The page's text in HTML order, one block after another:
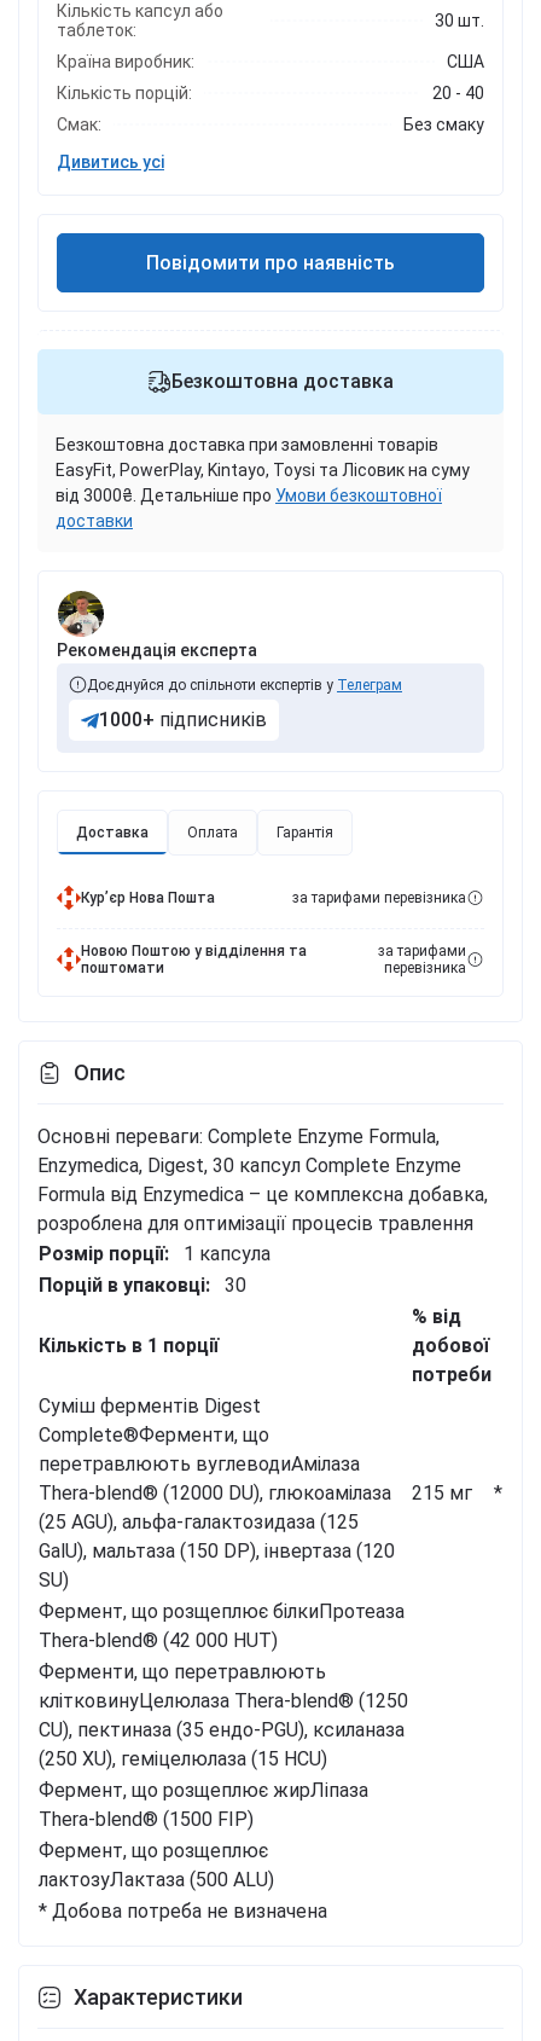
Кількість капсул або
таблеток:
30 шт.
Країна виробник:
США
Кількість порцій:
20 - 40
Смак:
Без смаку
Дивитись усі
Доставка Оплата Гарантія
Курʼєр Нова Пошта за тарифами перевізника
Новою Поштою у відділення та
поштомати
за тарифами
перевізника
Повідомити про наявність
Безкоштовна доставка
Безкоштовна доставка при замовленні товарів
EasyFit, PowerPlay, Kintayo, Toysi та Лісовик на суму
від 3000₴. Детальніше про Умови безкоштовної
доставки
Рекомендація експерта
Доєднуйся до спільноти експертів у Телеграм
1000+ підписників
Опис
Основні переваги: Complete Enzyme Formula,
Enzymedica, Digest, 30 капсул Complete Enzyme
Formula від Enzymedica – це комплексна добавка,
розроблена для оптимізації процесів травлення
Розмір порції:
1 капсула
Порцій в упаковці:
30
Кількість в 1 порції
% від
добової
потреби
Суміш ферментів Digest
Complete®Ферменти, що
перетравлюють вуглеводиАмілаза
Thera-blend® (12000 DU), глюкоамілаза
(25 AGU), альфа-галактозидаза (125
GalU), мальтаза (150 DP), інвертаза (120
SU)
215 мг *
Фермент, що розщеплює білкиПротеаза
Thera-blend® (42 000 HUT)
Ферменти, що перетравлюють
клітковинуЦелюлаза Thera-blend® (1250
CU), пектиназа (35 ендо-PGU), ксиланаза
(250 XU), геміцелюлаза (15 HCU)
Фермент, що розщеплює жирЛіпаза
Thera-blend® (1500 FIP)
Фермент, що розщеплює
лактозуЛактаза (500 ALU)
* Добова потреба не визначена
Характеристики